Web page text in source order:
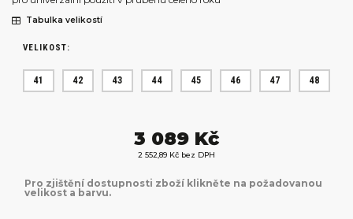
Tabulka velikostí
VELIKOST:
41 42 43 44 45 46 47 48
3 089 Kč
2 552,89 Kč bez DPH
Pro zjištění dostupnosti zboží klikněte na požadovanou
velikost a barvu.